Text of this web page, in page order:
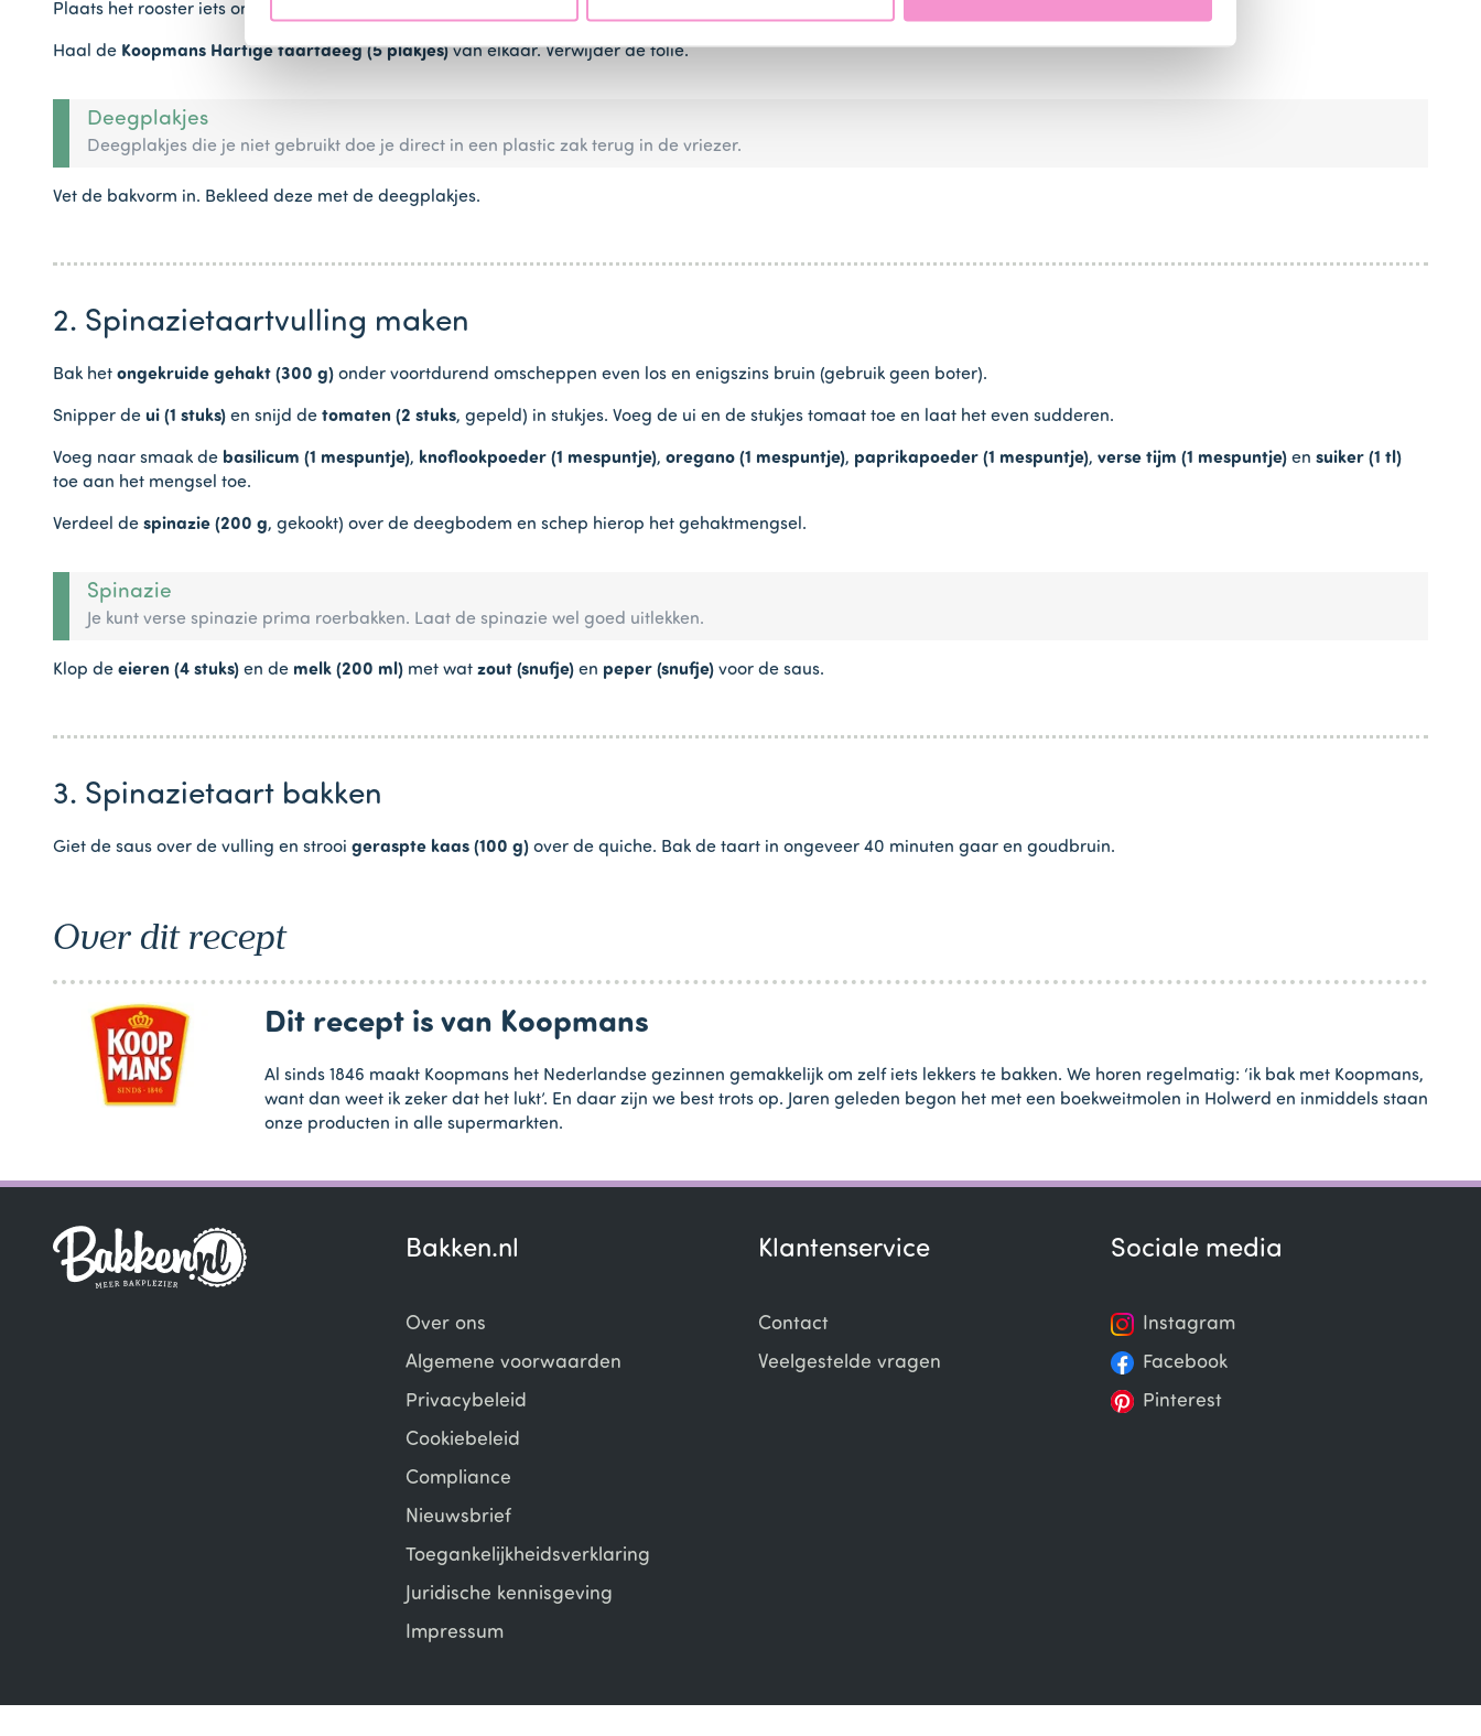
Plaats het rooster iets onder het midden en verwarm de oven voor (elektrisch 200°C / hetelucht 180°C).
Haal de Koopmans Hartige taartdeeg (5 plakjes)van elkaar. Verwijder de folie.
Deegplakjes
Deegplakjes die je niet gebruikt doe je direct in een plastic zak terug in de vriezer.
Vet de bakvorm in. Bekleed deze met de deegplakjes.
2. Spinazietaartvulling maken
Bak het ongekruide gehakt (300 g) onder voortdurend omscheppen even los en enigszins bruin (gebruik geen boter).
Snipper de ui (1 stuks) en snijd de tomaten (2 stuks, gepeld) in stukjes. Voeg de ui en de stukjes tomaat toe en laat het even sudderen.
Voeg naar smaak de basilicum (1 mespuntje), knoflookpoeder (1 mespuntje), oregano (1 mespuntje), paprikapoeder (1 mespuntje), verse tijm (1 mespuntje) en suiker (1 tl)
toe aan het mengsel toe.
Verdeel de spinazie (200 g, gekookt) over de deegbodem en schep hierop het gehaktmengsel.
Spinazie
Je kunt verse spinazie prima roerbakken. Laat de spinazie wel goed uitlekken.
Klop de eieren (4 stuks) en de melk (200 ml) met wat zout (snufje) en peper (snufje) voor de saus.
3. Spinazietaart bakken
Giet de saus over de vulling en strooi geraspte kaas (100 g) over de quiche. Bak de taart in ongeveer 40 minuten gaar en goudbruin.
Over dit recept
Dit recept is van Koopmans
Al sinds 1846 maakt Koopmans het Nederlandse gezinnen gemakkelijk om zelf iets lekkers te bakken. We horen regelmatig: ‘ik bak met Koopmans,
want dan weet ik zeker dat het lukt’. En daar zijn we best trots op. Jaren geleden begon het met een boekweitmolen in Holwerd en inmiddels staan
onze producten in alle supermarkten.
Bakken.nl
Over ons
Algemene voorwaarden
Privacybeleid
Cookiebeleid
Compliance
Nieuwsbrief
Toegankelijkheidsverklaring
Juridische kennisgeving
Impressum
Klantenservice
Contact
Veelgestelde vragen
Sociale media
Instagram
Facebook
Pinterest